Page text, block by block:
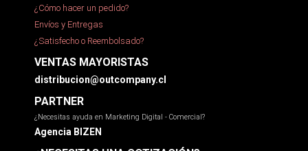
¿Cómo hacer un pedido?
Envíos y Entregas
¿Satisfecho o Reembolsado?
VENTAS MAYORISTAS
distribucion@outcompany.cl
PARTNER
¿Necesitas ayuda en Marketing Digital - Comercial?
Agencia BIZEN